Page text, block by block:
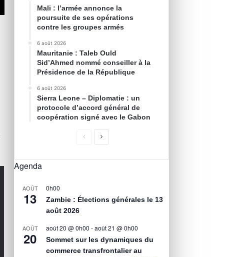
Mali : l’armée annonce la
poursuite de ses opérations
contre les groupes armés
6 août 2026
Mauritanie : Taleb Ould
Sid’Ahmed nommé conseiller à la
Présidence de la République
6 août 2026
Sierra Leone – Diplomatie : un
protocole d’accord général de
coopération signé avec le Gabon
Agenda
AOÛT
13
0h00
Zambie : Élections générales le 13
août 2026
AOÛT
20
août 20 @ 0h00 -août 21 @ 0h00
Sommet sur les dynamiques du
commerce transfrontalier au